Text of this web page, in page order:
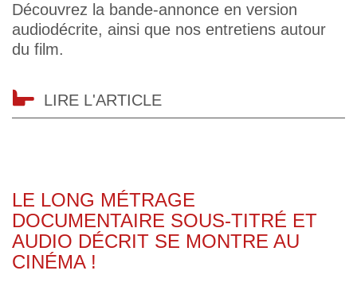
Découvrez la bande-annonce en version
audiodécrite, ainsi que nos entretiens autour
du film.
LIRE L'ARTICLE
LE LONG MÉTRAGE
DOCUMENTAIRE SOUS-TITRÉ ET
AUDIO DÉCRIT SE MONTRE AU
CINÉMA !